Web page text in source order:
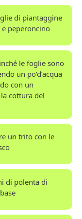
di piantaggine
peperoncino
le foglie sono
un po’d’acqua
con un
cottura del
un trito con le
di polenta di